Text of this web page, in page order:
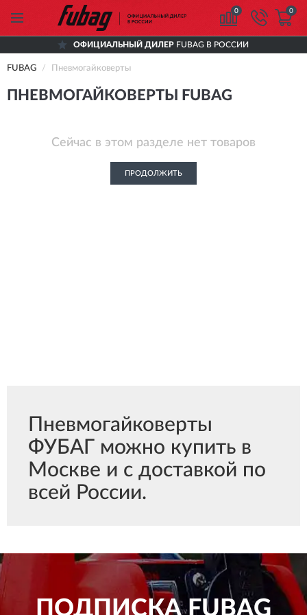
0 0
ОФИЦИАЛЬНЫЙ ДИЛЕРFUBAG В РОССИИ
FUBAG Пневмогайковерты
ПНЕВМОГАЙКОВЕРТЫ FUBAG
Сейчас в этом разделе нет товаров
ПРОДОЛЖИТЬ
Пневмогайковерты
ФУБАГ можно купить в
Москве и с доставкой по
всей России.
ПОДПИСКАFUBAG